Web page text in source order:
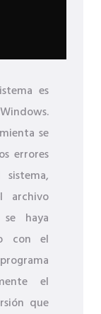
es
se
errores
archivo
se haya
con el
el
que